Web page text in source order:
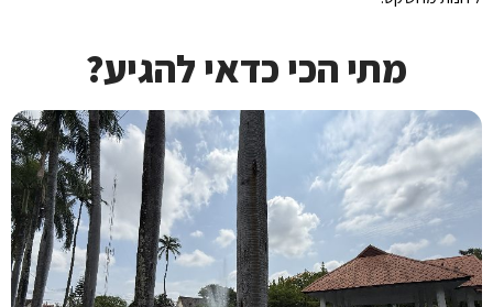
מתי הכי כדאי להגיע?